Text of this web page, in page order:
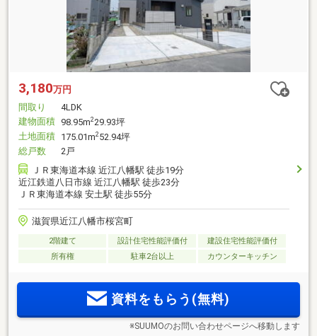
3,180万円
間取り
4LDK
建物面積 98.95m2 29.93坪
土地面積 175.01m2 52.94坪
総戸数
2戸
ＪＲ東海道本線 近江八幡駅 徒歩19分
近江鉄道八日市線 近江八幡駅 徒歩23分
ＪＲ東海道本線 安土駅 徒歩55分
滋賀県近江八幡市桜宮町
2階建て 設計住宅性能評価付
建設住宅性能評価付
所有権
駐車2台以上 カウンターキッチン
資料をもらう(無料)
※SUUMOのお問い合わせページへ移動します